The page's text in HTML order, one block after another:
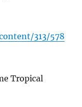
313/578
Tropical